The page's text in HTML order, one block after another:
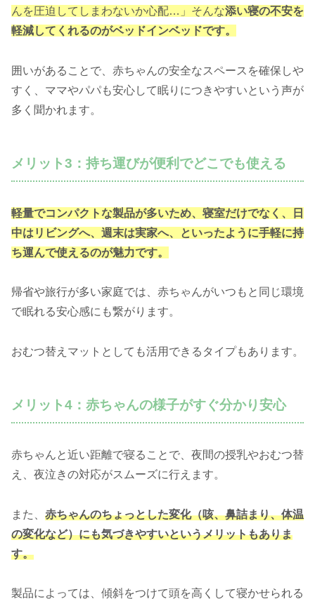
んを圧迫してしまわないか心配…」そんな添い寝の不安を
軽減してくれるのがベッドインベッドです。
囲いがあることで、赤ちゃんの安全なスペースを確保しや
すく、ママやパパも安心して眠りにつきやすいという声が
多く聞かれます。
メリット3：持ち運びが便利でどこでも使える
軽量でコンパクトな製品が多いため、寝室だけでなく、日
中はリビングへ、週末は実家へ、といったように手軽に持
ち運んで使えるのが魅力です。
帰省や旅行が多い家庭では、赤ちゃんがいつもと同じ環境
で眠れる安心感にも繋がります。
おむつ替えマットとしても活用できるタイプもあります。
メリット4：赤ちゃんの様子がすぐ分かり安心
赤ちゃんと近い距離で寝ることで、夜間の授乳やおむつ替
え、夜泣きの対応がスムーズに行えます。
また、 赤ちゃんのちょっとした変化（咳、鼻詰まり、体温
の変化など）にも気づきやすいというメリットもありま
す。
製品によっては、傾斜をつけて頭を高くして寝かせられる